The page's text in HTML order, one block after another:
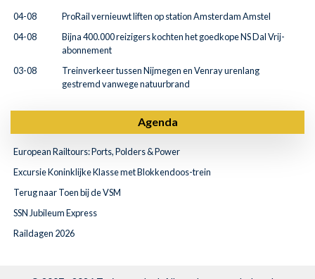
04-08
ProRail vernieuwt liften op station Amsterdam Amstel
04-08
Bijna 400.000 reizigers kochten het goedkope NS Dal Vrij-
abonnement
03-08
Treinverkeer tussen Nijmegen en Venray urenlang
gestremd vanwege natuurbrand
Agenda
European Railtours: Ports, Polders & Power
Excursie Koninklijke Klasse met Blokkendoos-trein
Terug naar Toen bij de VSM
SSN Jubileum Express
Raildagen 2026